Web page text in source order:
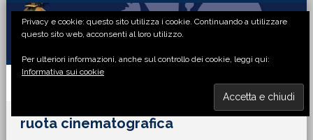
Passa
primaria
Passa
principale
Passa
laterale
Passa
di
ruota cinematografica
Privacy e cookie: questo sito utilizza i cookie. Continuando a utilizzare
questo sito web, acconsenti al loro utilizzo.
Per ulteriori informazioni, anche sul controllo dei cookie, leggi qui:
Informativa sui cookie